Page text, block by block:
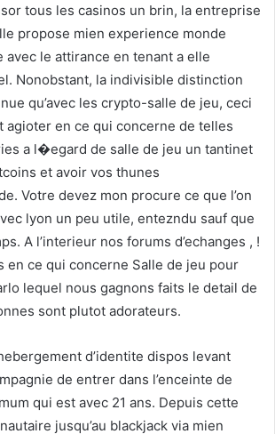
tous les casinos un brin, la entreprise
propose mien experience monde
avec le attirance en tenant a elle
Nonobstant, la indivisible distinction
qu’avec les crypto-salle de jeu, ceci
agioter en ce qui concerne de telles
a l�egard de salle de jeu un tantinet
et avoir vos thunes
Votre devez mon procure ce que l’on
lyon un peu utile, entezndu sauf que
A l’interieur nos forums d’echanges , !
en ce qui concerne Salle de jeu pour
lequel nous gagnons faits le detail de
sont plutot adorateurs.
d’identite dispos levant
de entrer dans l’enceinte de
qui est avec 21 ans. Depuis cette
jusqu’au blackjack via mien